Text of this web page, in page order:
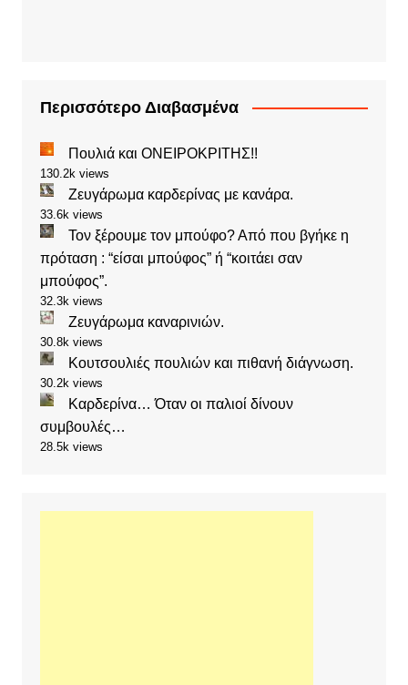
Περισσότερο Διαβασμένα
Πουλιά και ΟΝΕΙΡΟΚΡΙΤΗΣ!!
130.2k views
Ζευγάρωμα καρδερίνας με κανάρα.
33.6k views
Τον ξέρουμε τον μπούφο? Από που βγήκε η
πρόταση : “είσαι μπούφος” ή “κοιτάει σαν
μπούφος”.
32.3k views
Ζευγάρωμα καναρινιών.
30.8k views
Κουτσουλιές πουλιών και πιθανή διάγνωση.
30.2k views
Καρδερίνα… Όταν οι παλιοί δίνουν
συμβουλές…
28.5k views